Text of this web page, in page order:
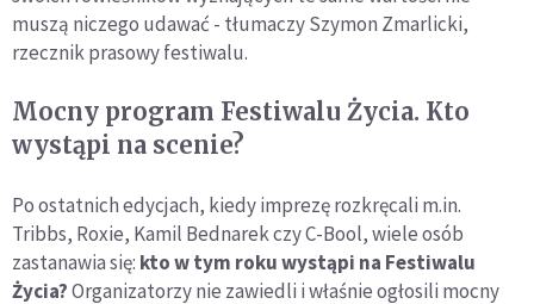
muszą niczego udawać - tłumaczy Szymon Zmarlicki,
rzecznik prasowy festiwalu.
Mocny program Festiwalu Życia. Kto
wystąpi na scenie?
Po ostatnich edycjach, kiedy imprezę rozkręcali m.in.
Tribbs, Roxie, Kamil Bednarek czy C-Bool, wiele osób
zastanawia się: kto w tym roku wystąpi na Festiwalu
Życia?Organizatorzy nie zawiedli i właśnie ogłosili mocny